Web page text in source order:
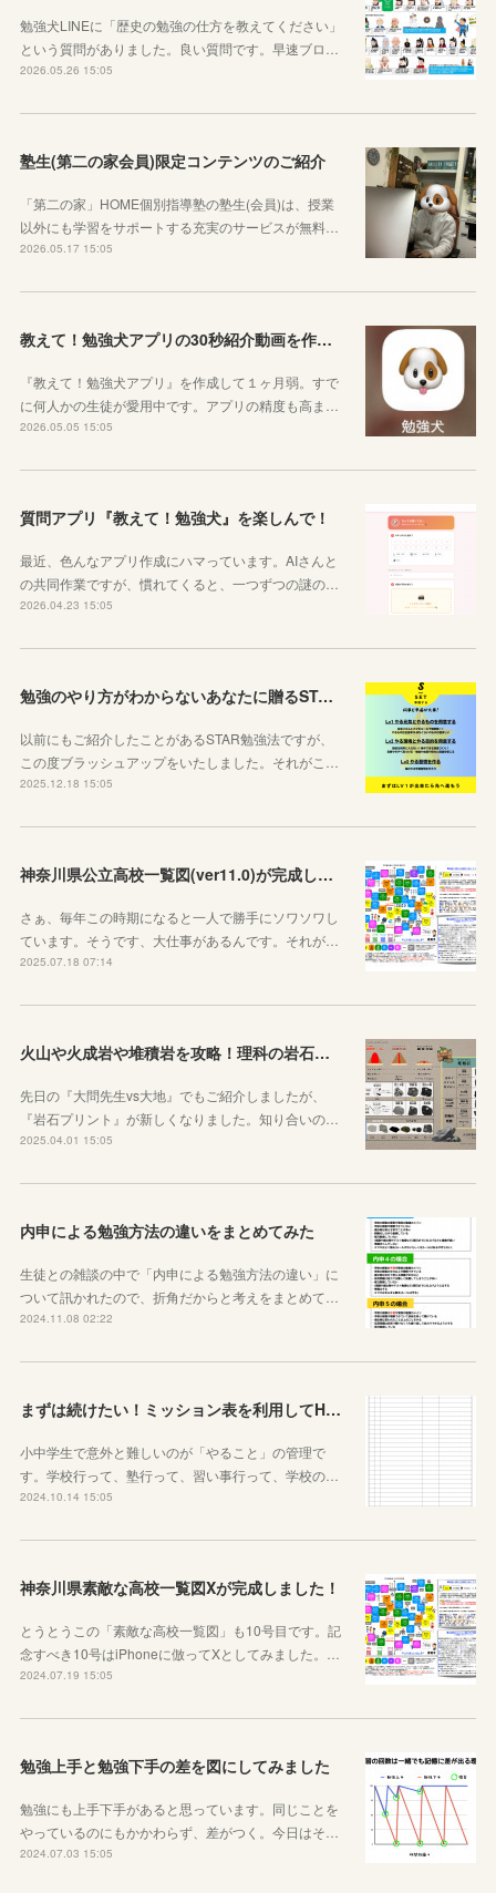
勉強犬LINEに「歴史の勉強の仕方を教えてください」
という質問がありました。良い質問です。早速ブロ…
2026.05.26 15:05
塾生(第二の家会員)限定コンテンツのご紹介
「第二の家」HOME個別指導塾の塾生(会員)は、授業
以外にも学習をサポートする充実のサービスが無料…
2026.05.17 15:05
教えて！勉強犬アプリの30秒紹介動画を作成しました
『教えて！勉強犬アプリ』を作成して１ヶ月弱。すで
に何人かの生徒が愛用中です。アプリの精度も高ま…
2026.05.05 15:05
質問アプリ『教えて！勉強犬』を楽しんで！
最近、色んなアプリ作成にハマっています。AIさんと
の共同作業ですが、慣れてくると、一つずつの謎の…
2026.04.23 15:05
勉強のやり方がわからないあなたに贈るSTAR勉強法
以前にもご紹介したことがあるSTAR勉強法ですが、
この度ブラッシュアップをいたしました。それがこ…
2025.12.18 15:05
神奈川県公立高校一覧図(ver11.0)が完成しました！
さぁ、毎年この時期になると一人で勝手にソワソワし
ています。そうです、大仕事があるんです。それが…
2025.07.18 07:14
火山や火成岩や堆積岩を攻略！理科の岩石ノートを作りました
先日の『大問先生vs大地』でもご紹介しましたが、
『岩石プリント』が新しくなりました。知り合いの…
2025.04.01 15:05
内申による勉強方法の違いをまとめてみた
生徒との雑談の中で「内申による勉強方法の違い」に
ついて訊かれたので、折角だからと考えをまとめて…
2024.11.08 02:22
まずは続けたい！ミッション表を利用してHOME個別指導塾からのミッションを遂行せよ
小中学生で意外と難しいのが「やること」の管理で
す。学校行って、塾行って、習い事行って、学校の…
2024.10.14 15:05
神奈川県素敵な高校一覧図Xが完成しました！
とうとうこの「素敵な高校一覧図」も10号目です。記
念すべき10号はiPhoneに倣ってXとしてみました。…
2024.07.19 15:05
勉強上手と勉強下手の差を図にしてみました
勉強にも上手下手があると思っています。同じことを
やっているのにもかかわらず、差がつく。今日はそ…
2024.07.03 15:05